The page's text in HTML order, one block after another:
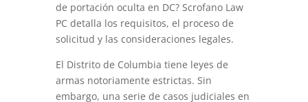
de portación oculta en DC? Scrofano Law
PC detalla los requisitos, el proceso de
solicitud y las consideraciones legales.
El Distrito de Columbia tiene leyes de
armas notoriamente estrictas. Sin
embargo, una serie de casos judiciales en